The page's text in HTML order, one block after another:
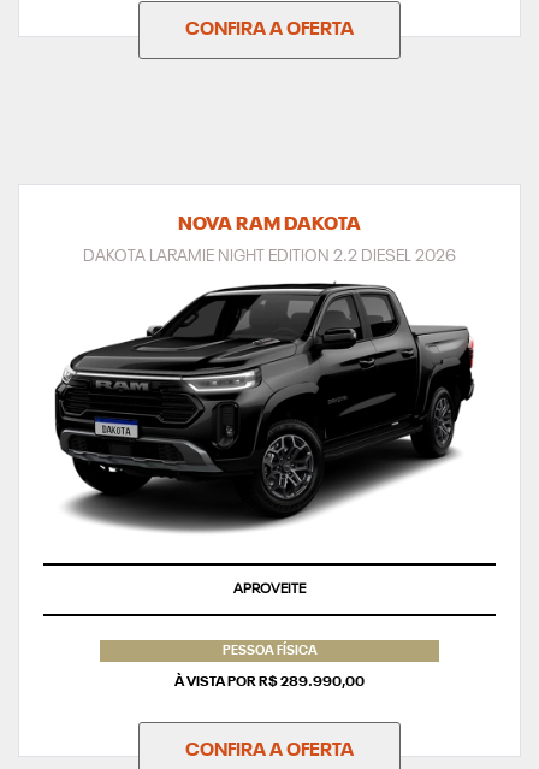
CONFIRA A OFERTA
NOVA RAM DAKOTA
DAKOTA LARAMIE NIGHT EDITION 2.2 DIESEL 2026
APROVEITE
PESSOA FÍSICA
À VISTA POR R$ 289.990,00
CONFIRA A OFERTA